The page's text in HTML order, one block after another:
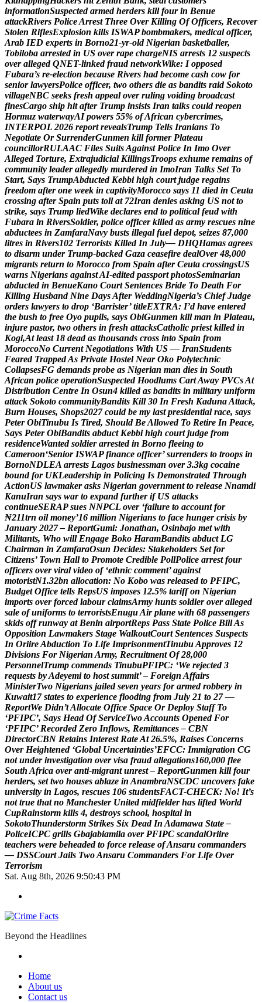
informationSuspected armed herders kill four in Benue
attackRivers PoliceArrest Three Over Killing Of Officers, Recover
Stolen RiflesExplosion kills ISWAP bombmakers, medical officer,
Arab IED experts in Borno21-yr-old Nigerian basketballer,
Tobiloba arrested in US over rape chargeNIS arrests 12 suspects
over alleged QNET-linked fraud networkWike: I opposed
Fubara’s re-election because Rivers had become cash cow for
senior lawyersPolice officer, two others die as bandits raid Sokoto
villageNBC seeks fresh appeal over ruling voiding broadcast
finesCargo ship hit after Trump insists Iran talks could reopen
Hormuz waterwayAI powers 55% ofAfrican cybercrimes,
INTERPOL 2026 report revealsTrump Tells Iranians To
Negotiate Or SurrenderGunmen kill former Plateau
councillorRULAAC Files SuitsAgainst Police In Imo Over
Alleged Torture, Extrajudicial KillingsTroops exhume remains of
community leader allegedly murdered in ImoIran Talks Set To
Start, Says TrumpAbducted Kebbi high court judge regains
freedom after one week in captivityMorocco says 11 died in Ceuta
crossing after Spain puts toll at 72Iran denies asking US not to
strike, says Trump liedWike declares end to political feud with
Fubara in RiversSoldier, police officer killed as army rescues nine
abductees in ZamfaraNavy busts illegal fuel depot, seizes 87,000
litres in Rivers102 Terrorists Killed In July— DHQHamas agrees
to disarm under Trump-backed Gaza ceasefire dealOver 48,000
migrants return to Morocco from Spain after Ceuta crossingsUS
warns Nigerians againstAI-edited passport photosSeminarian
abducted in BenueKano Court Sentences Bride To Death For
Killing Husband Nine DaysAfter WeddingNigeria’s Chief Judge
orders lawyers to drop ‘Barrister’ titleEXTRA: I’d have entered
the bush to free Oyo pupils, says ObiGunmen kill man in Plateau,
injure pastor, two others in fresh attacksCatholic priest killed in
Kogi,At least 18 dead as thousands cross into Spain from
MoroccoNo Current Negotiations With US — IranStudents
Feared TrappedAs Private Hostel Near Oko Polytechnic
CollapsesFG demands probe as Nigerian man dies in South
African police operationSuspected Hoodlums CartAway PVCsAt
Distribution Centre In Osun4 killed as bandits in military uniform
attack Sokoto communityBandits Kill 30 In Fresh KadunaAttack,
Burn Houses, Shops2027 could be my last presidential race, says
Peter ObiTinubu Is Tired, Should BeAllowed To Retire In Peace,
Says Peter ObiBandits abduct Kebbi high court judge from
residenceWanted soldier arrested in Borno fleeing to
Cameroon‘Senior ISWAP finance officer’ surrenders to troops in
BornoNDLEA arrests Lagos businessman over 3.3kg cocaine
bound for UKLeadership in Policing Is Demonstrated Through
ActionUS lawmaker asks Nigerian government to release Nnamdi
KanuIran says war to expand further if US attacks
continueSERAP sues NNPCL over ‘failure to account for
₦211trn oil money’16 million Nigerians to face hunger crisis by
January 2027 – ReportGumi: Jonathan, Osinbajo met with
Militants, Who will Engage Boko HaramBandits abduct LG
Chairman in ZamfaraOsun Decides: Stakeholders Set for
Citizens’ Town Hall to Promote Credible PollPolice arrest four
officers over viral video of ‘ethnic comment’ against
motoristN1.32bn allocation: No Kobo was released to PFIPC,
Budget Office tells RepsUS imposes 12.5% tariff on Nigerian
imports over forced labour claimsArmy hunts soldier over alleged
sale of uniforms to terroristsEnuguAir plane with 68 passengers
skids off runway at Benin airportReps Pass State Police BillAs
Opposition Lawmakers Stage WalkoutCourt Sentences Suspects
In OriireAbduction To Life ImprisonmentTinubuApproves 12
Divisions For Nigerian Army, Recruitment Of 28,000
PersonnelTrump commends TinubuPFIPC: ‘We rejected 3
requests byAdeyemi to host summit’ – Foreign Affairs
MinisterTwo Nigerians jailed seven years for armed robbery in
Kuwait17 states to experience flooding from July 21 to 27 —
ReportWe Didn’tAllocate Office Space Or Deploy Staff To
‘PFIPC’, Says Head Of ServiceTwoAccounts Opened For
‘PFIPC’ Recorded Zero Inflows, Remittances – CBN
DirectorCBN Retains Interest RateAt 26.5%, Raises Concerns
Over Heightened ‘Global Uncertainties’EFCC: Immigration CG
not under investigation over visa fraud allegations160,000 flee
South Africa over anti-migrant unrest – ReportGunmen kill four
herders, set two houses ablaze in AnambraNSCDC uncovers fake
university in Lagos, rescues 106 studentsFACT-CHECK: No! It’s
not true that no Manchester United midfielder has lifted World
CupRainstorm kills 4, destroys school, hospital in
SokotoThunderstorm Strikes Six Dead In Adamawa State –
PoliceICPC grills Gbajabiamila over PFIPC scandalOriire
teachers were beheaded to force release ofAnsaru commanders
— DSSCourt Jails TwoAnsaru Commanders For Life Over
Terrorism
Sat. Aug 8th, 2026 9:50:43 PM
Beyond the Headlines
Home
About us
Contact us